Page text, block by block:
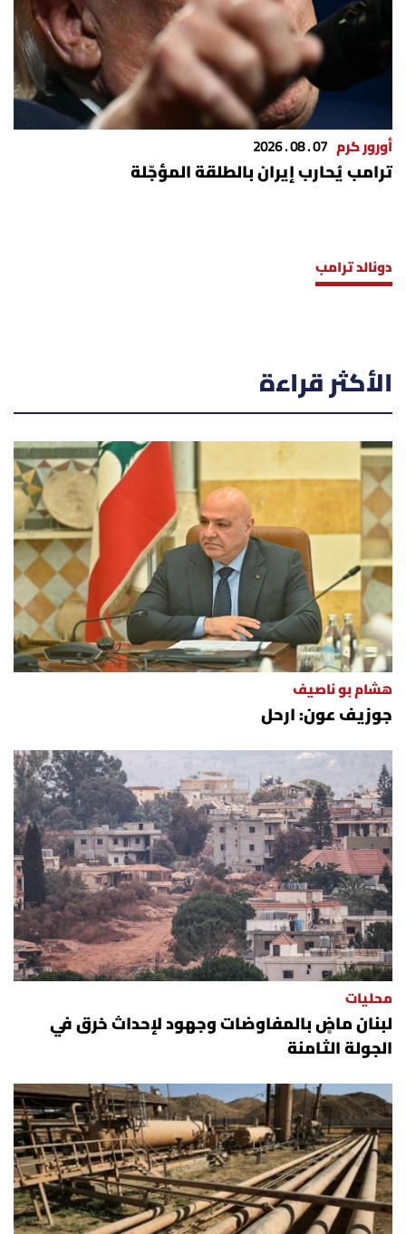
أورور كرم 07 . 08 . 2026
ترامب يُحارب إيران بالطلقة المؤجّلة
دونالد ترامب
الأكثر قراءة
هشام بو ناصيف
جوزيف عون: ارحل
محليات
لبنان ماضٍ بالمفاوضات وجهود لإحداث خرق في
الجولة الثامنة